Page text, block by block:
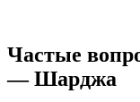
Частые
— Шарджа